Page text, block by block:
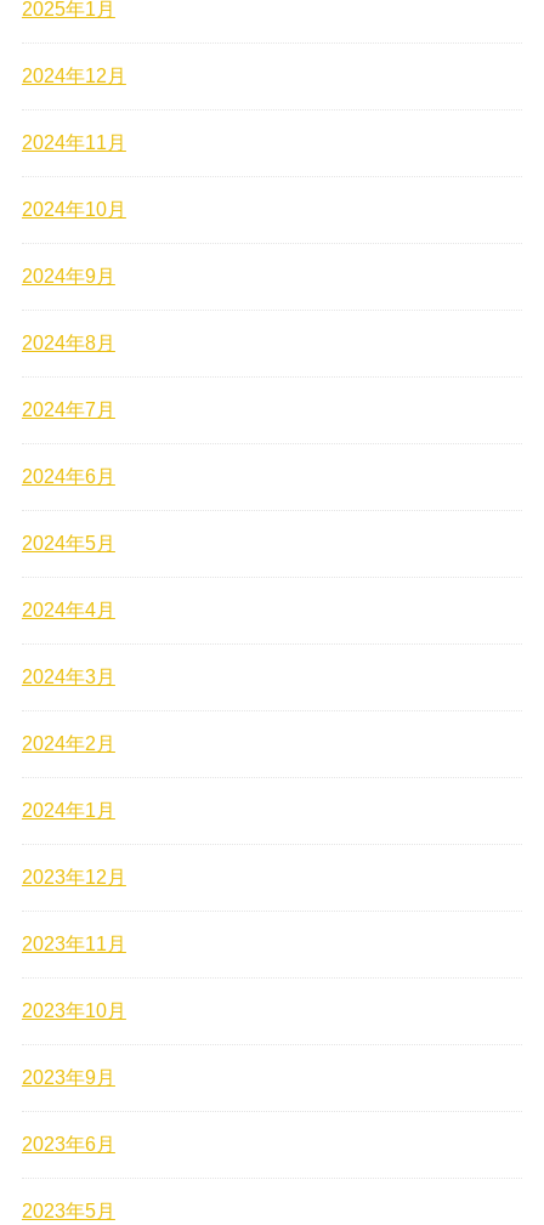
2025年1月
2024年12月
2024年11月
2024年10月
2024年9月
2024年8月
2024年7月
2024年6月
2024年5月
2024年4月
2024年3月
2024年2月
2024年1月
2023年12月
2023年11月
2023年10月
2023年9月
2023年6月
2023年5月